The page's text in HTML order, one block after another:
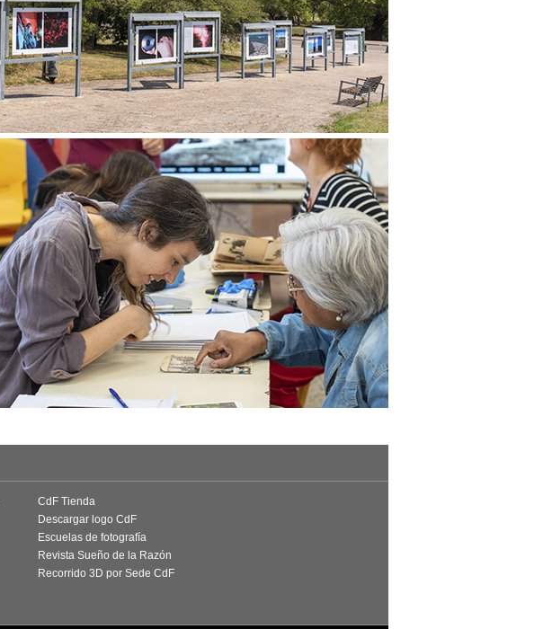
CdF Tienda
Descargar logo CdF
Escuelas de fotografía
Revista Sueño de la Razón
Recorrido 3D por Sede CdF